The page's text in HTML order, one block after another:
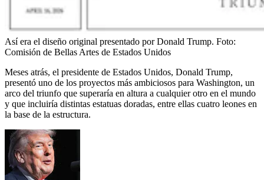
Así era el diseño original presentado por Donald Trump. Foto:
Comisión de Bellas Artes de Estados Unidos
Meses atrás, el presidente de Estados Unidos, Donald Trump,
presentó uno de los proyectos más ambiciosos para Washington, un
arco del triunfo que superaría en altura a cualquier otro en el mundo
y que incluiría distintas estatuas doradas, entre ellas cuatro leones en
la base de la estructura.